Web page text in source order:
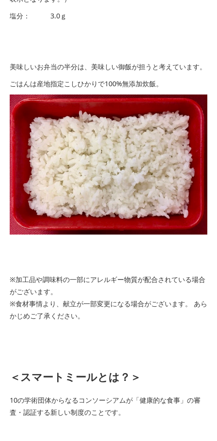
塩分： 3.0ｇ
美味しいお弁当の半分は、美味しい御飯が担うと考えています。
ごはんは産地指定こしひかりで100%無添加炊飯。
※加工品や調味料の一部にアレルギー物質が配合されている場合
がございます。
※食材事情より、献立が一部変更になる場合がございます。 あら
かじめご了承ください。
＜スマートミールとは？＞
10の学術団体からなるコンソーシアムが「健康的な食事」の審
査・認証する新しい制度のことです。